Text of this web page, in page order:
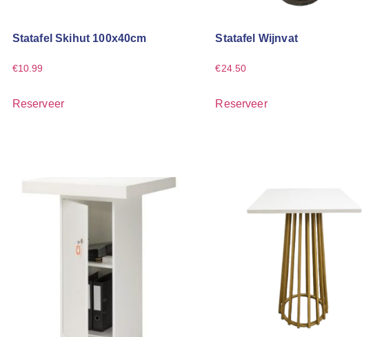
Statafel Skihut 100x40cm
€10.99
Reserveer
Statafel Wijnvat
€24.50
Reserveer